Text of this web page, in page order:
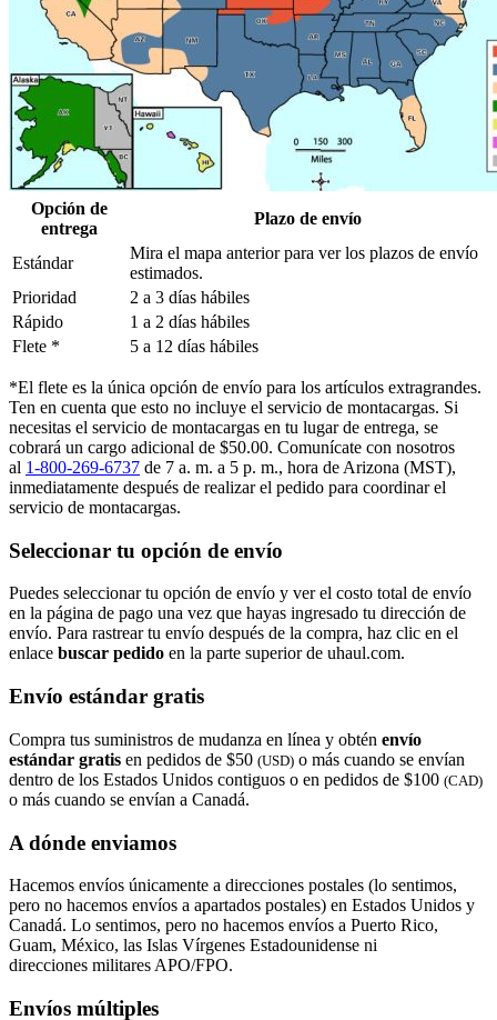
Opción de
entrega
Plazo de envío
Estándar
Mira el mapa anterior para ver los plazos de envío
estimados.
Prioridad
2 a 3 días hábiles
Rápido
1 a 2 días hábiles
Flete *
5 a 12 días hábiles
*El flete es la única opción de envío para los artículos extragrandes.
Ten en cuenta que esto no incluye el servicio de montacargas. Si
necesitas el servicio de montacargas en tu lugar de entrega, se
cobrará un cargo adicional de $50.00. Comunícate con nosotros
al 1-800-269-6737 de 7 a. m. a 5 p. m., hora de Arizona (MST),
inmediatamente después de realizar el pedido para coordinar el
servicio de montacargas.
Seleccionar tu opción de envío
Puedes seleccionar tu opción de envío y ver el costo total de envío
en la página de pago una vez que hayas ingresado tu dirección de
envío. Para rastrear tu envío después de la compra, haz clic en el
enlace buscar pedido​​​​​​​ en la parte superior de uhaul.com.
Envío estándar gratis
Compra tus suministros de mudanza en línea y obtén envío
estándar gratis en pedidos de $50 (USD) o más cuando se envían
dentro de los Estados Unidos contiguos o en pedidos de $100 (CAD)
o más cuando se envían a Canadá.
A dónde enviamos
Hacemos envíos únicamente a direcciones postales (lo sentimos,
pero no hacemos envíos a apartados postales) en Estados Unidos y
Canadá. Lo sentimos, pero no hacemos envíos a Puerto Rico,
Guam, México, las Islas Vírgenes Estadounidense ni
direcciones militares APO/FPO.
Envíos múltiples